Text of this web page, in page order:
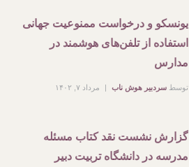
یونسکو و درخواست ممنوعیت جهانی
استفاده از تلفن‌های هوشمند در
مدارس
توسط سردبیر هوش ناب مرداد ۷, ۱۴۰۲
گزارش نشست نقد کتاب مسئله
مدرسه در دانشگاه تربیت دبیر